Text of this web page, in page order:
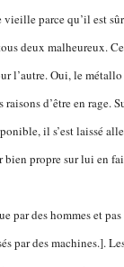
vieille parce qu’il est
deux malheureux.
l’autre. Oui, le
d’être en
il s’est laissé
bien propre sur lui en
par des hommes et
par des machines.].